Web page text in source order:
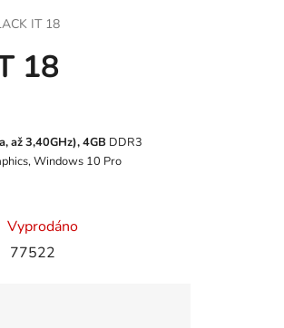
IT 18
18
až 3,40GHz), 4GB DDR3
Windows 10 Pro
Vyprodáno
77522